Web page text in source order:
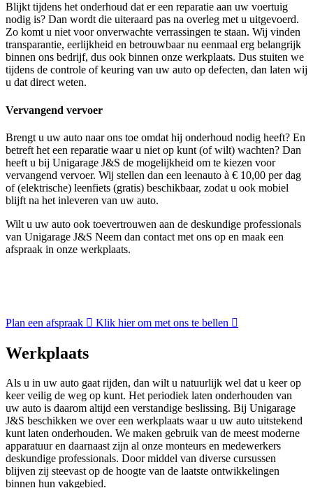
Blijkt tijdens het onderhoud dat er een reparatie aan uw voertuig
nodig is? Dan wordt die uiteraard pas na overleg met u uitgevoerd.
Zo komt u niet voor onverwachte verrassingen te staan. Wij vinden
transparantie, eerlijkheid en betrouwbaar nu eenmaal erg belangrijk
binnen ons bedrijf, dus ook binnen onze werkplaats. Dus stuiten we
tijdens de controle of keuring van uw auto op defecten, dan laten wij
u dat direct weten.
Vervangend vervoer
Brengt u uw auto naar ons toe omdat hij onderhoud nodig heeft? En
betreft het een reparatie waar u niet op kunt (of wilt) wachten? Dan
heeft u bij Unigarage J&S de mogelijkheid om te kiezen voor
vervangend vervoer. Wij stellen dan een leenauto à € 10,00 per dag
of (elektrische) leenfiets (gratis) beschikbaar, zodat u ook mobiel
blijft na het inleveren van uw auto.
Wilt u uw auto ook toevertrouwen aan de deskundige professionals
van Unigarage J&S Neem dan contact met ons op en maak een
afspraak in onze werkplaats.
Plan een afspraak Klik hier om met ons te bellen
Werkplaats
Als u in uw auto gaat rijden, dan wilt u natuurlijk wel dat u keer op
keer veilig de weg op kunt. Het periodiek laten onderhouden van
uw auto is daarom altijd een verstandige beslissing. Bij Unigarage
J&S beschikken we over een werkplaats waar u uw auto uitstekend
kunt laten onderhouden. We maken gebruik van de meest moderne
apparatuur en daarnaast zijn al onze monteurs en medewerkers
deskundige professionals. Door middel van diverse cursussen
blijven zij steevast op de hoogte van de laatste ontwikkelingen
binnen hun vakgebied.